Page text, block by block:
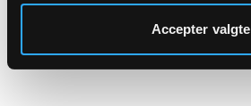
Accepter valgte